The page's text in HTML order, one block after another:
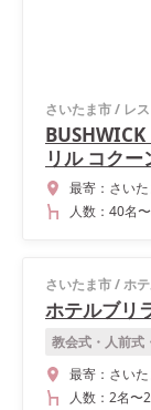
さいたま市/ レ
リル コクー
最寄： さい
人数： 40名〜
さいたま市/ホ
ホテルブリ
教会式・人前式
最寄： さい
人数： 2名〜